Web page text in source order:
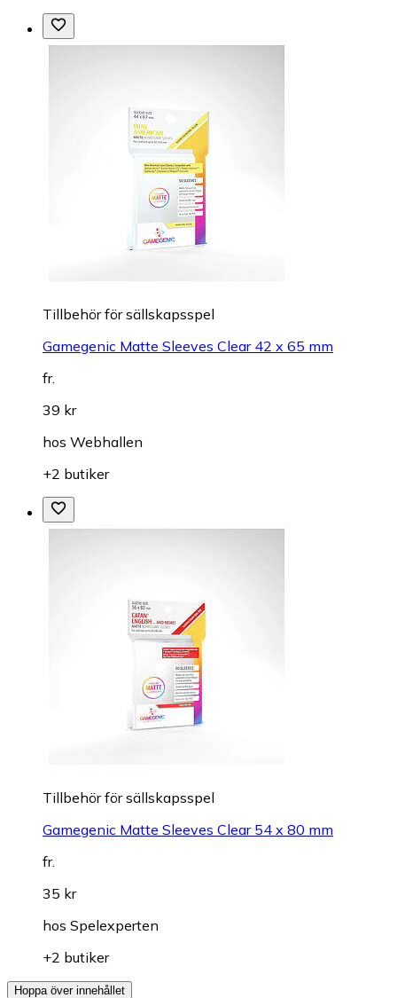
Tillbehör för sällskapsspel
Gamegenic Matte Sleeves Clear 42 x 65 mm
fr.
39 kr
hos Webhallen
+2 butiker
Tillbehör för sällskapsspel
Gamegenic Matte Sleeves Clear 54 x 80 mm
fr.
35 kr
hos Spelexperten
+2 butiker
Hoppa över innehållet